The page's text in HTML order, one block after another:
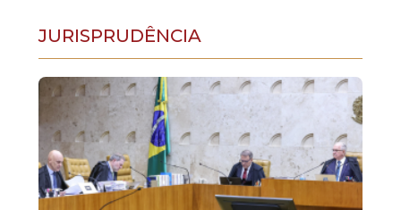
JURISPRUDÊNCIA